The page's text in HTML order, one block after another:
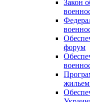
Закон
форум